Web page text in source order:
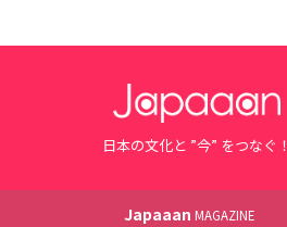
日本の文化と ”今” をつなぐ！
Japaaan MAGAZINE